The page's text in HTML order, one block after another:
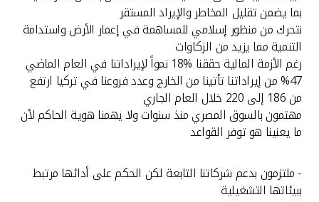
اتصل بنا
مواقع الفروع وأجهزة الصرف الآلي
ألمانيا
ماليزيا
تركيا
بما يضمن تقليل المخاطر والإيراد المستقر
نتحرك من منظور إسلامي للمساهمة في إعمار الأرض واستدامة
التنمية مما يزيد من الزكاوات
رغم الأزمة المالية حققنا %18 نمواً لإيراداتنا في العام الماضي
%47 من إيراداتنا تأتينا من الخارج وعدد فروعنا في تركيا ارتفع
من 186 إلى 220 خلال العام الجاري
مهتمون بالسوق المصري منذ سنوات ولا يهمنا هوية الحاكم لأن
ما يعنينا هو توفر القواعد
- ملتزمون بدعم شركاتنا التابعة لكن الحكم على أدائها مرتبط
ببيئاتها التشغيلية